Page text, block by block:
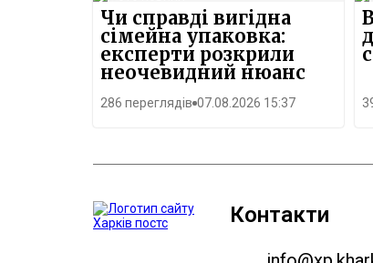
Чи справді вигідна
сімейна упаковка:
експерти розкрили
неочевидний нюанс
286 переглядів 07.08.2026 15:37
Контакти